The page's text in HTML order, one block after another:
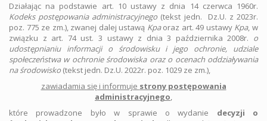
Działając na podstawie art. 10 ustawy z dnia 14 czerwca 1960r.
Kodeks postępowania administracyjnego (tekst jedn. Dz.U. z 2023r.
poz. 775 ze zm.), zwanej dalej ustawą Kpaoraz art. 49 ustawy Kpa, w
związku z art. 74 ust. 3 ustawy z dnia 3 października 2008r. o
udostępnianiu informacji o środowisku i jego ochronie, udziale
społeczeństwa w ochronie środowiska oraz o ocenach oddziaływania
na środowisko (tekst jedn. Dz.U. 2022r. poz. 1029 ze zm.),
zawiadamia się i informuje strony postępowania
administracyjnego,
które prowadzone było w sprawie o wydanie decyzji o